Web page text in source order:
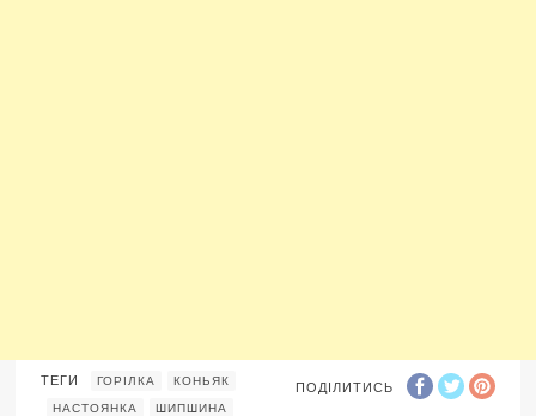
ПОДІЛИТИСЬ
ТЕГИ ГОРІЛКА КОНЬЯК
НАСТОЯНКА ШИПШИНА